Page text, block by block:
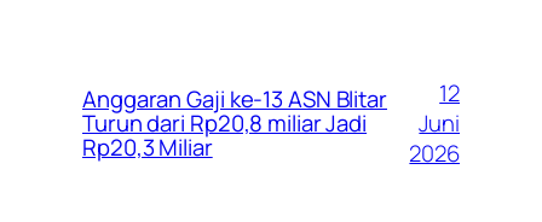
Anggaran Gaji ke-13 ASN Blitar
Turun dari Rp20,8 miliar Jadi
Rp20,3 Miliar
12
Juni
2026